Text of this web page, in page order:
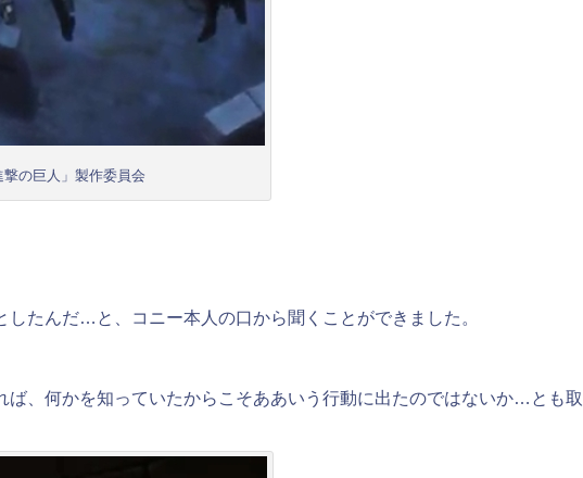
の巨人」製作委員会
たんだ…と、コニー本人の口から聞くことができました。
、何かを知っていたからこそああいう行動に出たのではないか…とも取